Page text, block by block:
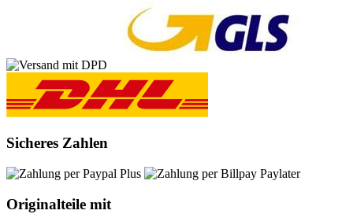
Sicheres Zahlen
Originalteile mit